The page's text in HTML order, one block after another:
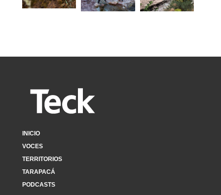
INICIO
VOCES
TERRITORIOS
TARAPACÁ
PODCASTS